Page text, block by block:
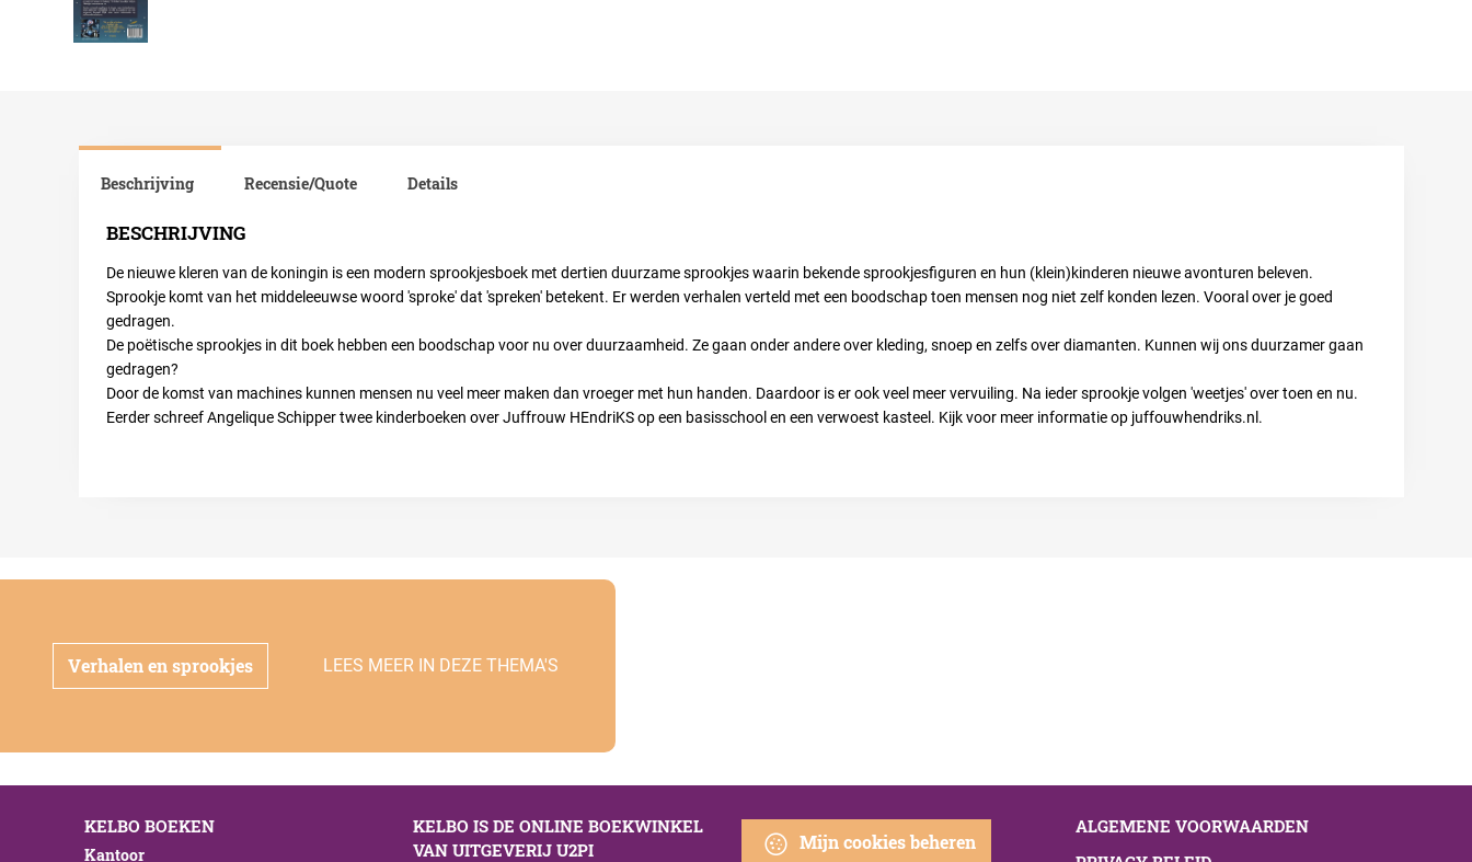
Beschrijving
BESCHRIJVING
De nieuwe kleren van de koningin is een modern sprookjesboek met dertien duurzame sprookjes waarin bekende sprookjesfiguren en hun (klein)kinderen nieuwe avonturen beleven.
Sprookje komt van het middeleeuwse woord 'sproke' dat 'spreken' betekent. Er werden verhalen verteld met een boodschap toen mensen nog niet zelf konden lezen. Vooral over je goed
gedragen.
De poëtische sprookjes in dit boek hebben een boodschap voor nu over duurzaamheid. Ze gaan onder andere over kleding, snoep en zelfs over diamanten. Kunnen wij ons duurzamer gaan
gedragen?
Door de komst van machines kunnen mensen nu veel meer maken dan vroeger met hun handen. Daardoor is er ook veel meer vervuiling. Na ieder sprookje volgen 'weetjes' over toen en nu.
Eerder schreef Angelique Schipper twee kinderboeken over Juffrouw HEndriKS op een basisschool en een verwoest kasteel. Kijk voor meer informatie op juffouwhendriks.nl.
Recensie/Quote Details
Verhalen en sprookjes LEES MEER IN DEZE THEMA'S
KELBO BOEKEN
Kantoor
KELBO IS DE ONLINE BOEKWINKEL
VAN UITGEVERIJ U2PI
Mijn cookies beheren
ALGEMENE VOORWAARDEN